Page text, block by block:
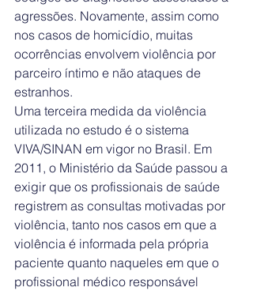
agressões. Novamente, assim como
nos casos de homicídio, muitas
ocorrências envolvem violência por
parceiro íntimo e não ataques de
estranhos.
Uma terceira medida da violência
utilizada no estudo é o sistema
VIVA/SINAN em vigor no Brasil. Em
2011, o Ministério da Saúde passou a
exigir que os profissionais de saúde
registrem as consultas motivadas por
violência, tanto nos casos em que a
violência é informada pela própria
paciente quanto naqueles em que o
profissional médico responsável